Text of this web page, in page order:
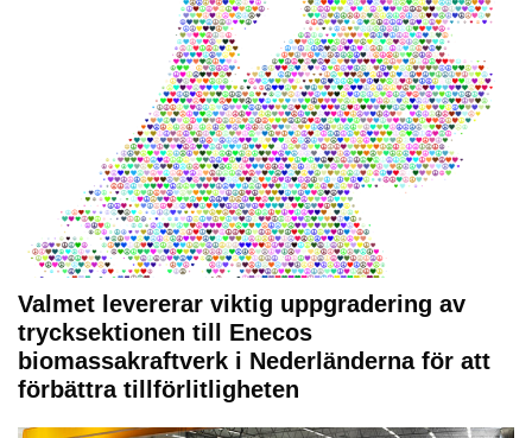
Valmet levererar viktig uppgradering av
trycksektionen till Enecos
biomassakraftverk i Nederländerna för att
förbättra tillförlitligheten